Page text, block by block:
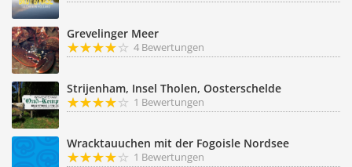
Grevelinger Meer
4 Bewertungen
Strijenham, Insel Tholen, Oosterschelde
1 Bewertungen
Wracktauuchen mit der Fogoisle Nordsee
1 Bewertungen